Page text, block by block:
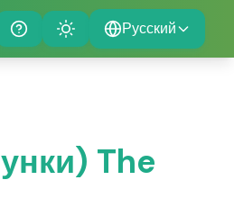
Help
Theme Русский
The